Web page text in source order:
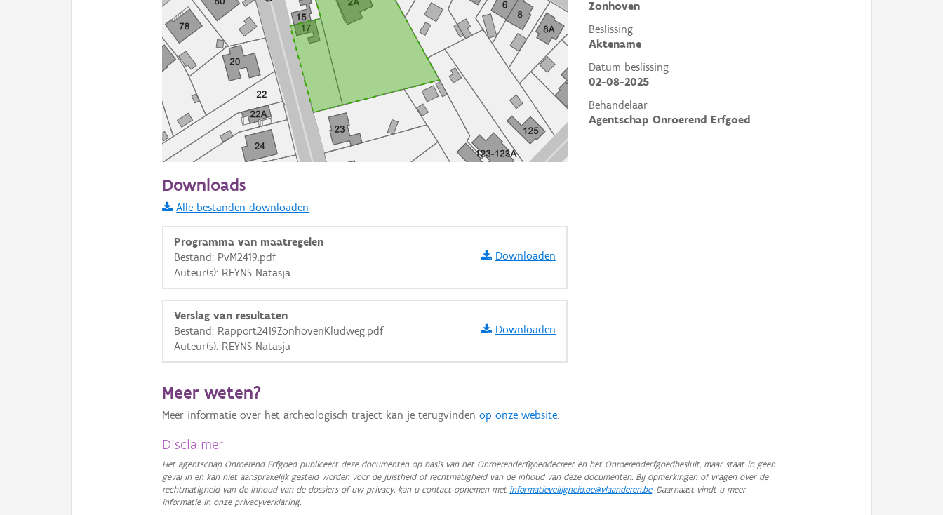
Zonhoven
Beslissing
Aktename
Datum beslissing
02-08-2025
Behandelaar
Agentschap Onroerend Erfgoed
Informatie Vlaanderen
i
+ −
OSM-Basiskaart
GRB-Basiskaart in grijswaarden
Downloads
Alle bestanden downloaden
Programma van maatregelen
Bestand: PvM2419.pdf
Auteur(s): REYNS Natasja
Downloaden
Verslag van resultaten
Bestand: Rapport2419ZonhovenKludweg.pdf
Auteur(s): REYNS Natasja
Downloaden
Meer weten?
Meer informatie over het archeologisch traject kan je terugvindenop onze website.
Disclaimer
Het agentschap Onroerend Erfgoed publiceert deze documenten op basis van het Onroerenderfgoeddecreet en het Onroerenderfgoedbesluit, maar staat in geen
geval in en kan niet aansprakelijk gesteld worden voor de juistheid of rechtmatigheid van de inhoud van deze documenten. Bij opmerkingen of vragen over de
rechtmatigheid van de inhoud van de dossiers of uw privacy, kan u contact opnemen met informatieveiligheid.oe@vlaanderen.be. Daarnaast vindt u meer
informatie in onze privacyverklaring.